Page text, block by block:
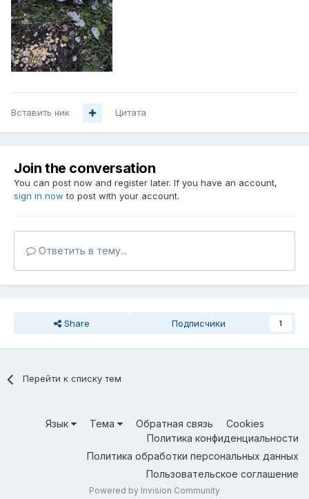
Вставить ник Цитата
Join the conversation
You can post now and register later. If you have an account,
sign in now to post with your account.
Ответить в тему...
Share Подписчики 1
Перейти к списку тем
Язык Тема Обратная связь
Cookies
Политика конфиденциальности
Политика обработки персональных данных
Пользовательское соглашение
Powered by Invision Community